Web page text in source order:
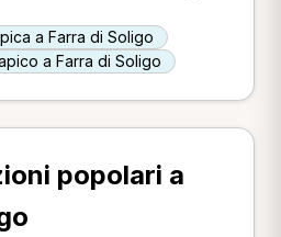
a Farra di Soligo
a Farra di Soligo
popolari a